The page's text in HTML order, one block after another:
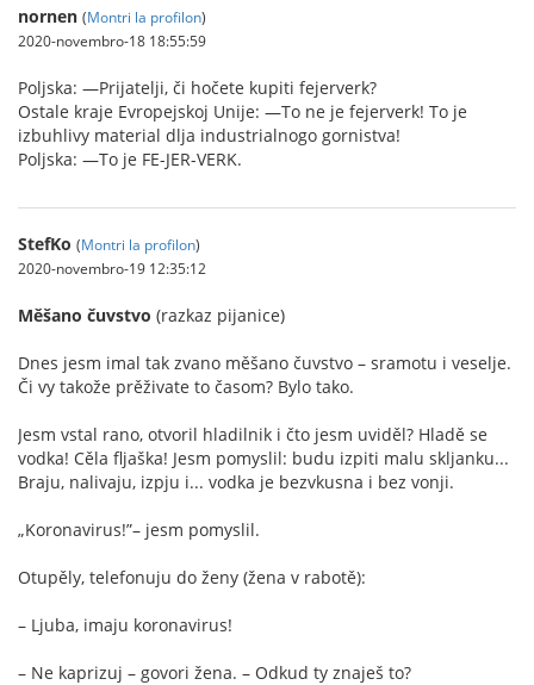
nornen (Montri la profilon)
2020-novembro-18 18:55:59
Poljska: —Prijatelji, či hočete kupiti fejerverk?
Ostale kraje Evropejskoj Unije: —To ne je fejerverk! To je
izbuhlivy material dlja industrialnogo gornistva!
Poljska: —To je FE-JER-VERK.
StefKo (Montri la profilon)
2020-novembro-19 12:35:12
Měšano čuvstvo (razkaz pijanice)
Dnes jesm imal tak zvano měšano čuvstvo – sramotu i veselje.
Či vy takože prěživate to časom? Bylo tako.
Jesm vstal rano, otvoril hladilnik i čto jesm uviděl? Hladě se
vodka! Cěla fljaška! Jesm pomyslil: budu izpiti malu skljanku...
Braju, nalivaju, izpju i... vodka je bezvkusna i bez vonji.
„Koronavirus!”– jesm pomyslil.
Otupěly, telefonuju do ženy (žena v rabotě):
– Ljuba, imaju koronavirus!
– Ne kaprizuj – govori žena. – Odkud ty znaješ to?